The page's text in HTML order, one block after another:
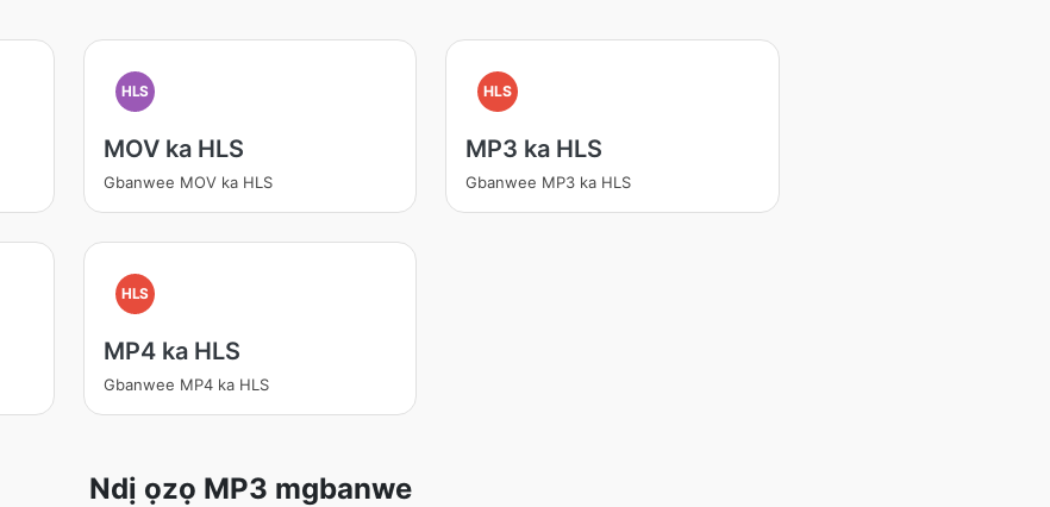
HLS
MOV ka HLS
Gbanwee MOV ka HLS
HLS
MP3 ka HLS
Gbanwee MP3 ka HLS
HLS
MP4 ka HLS
Gbanwee MP4 ka HLS
Ndị ọzọ MP3 mgbanwe